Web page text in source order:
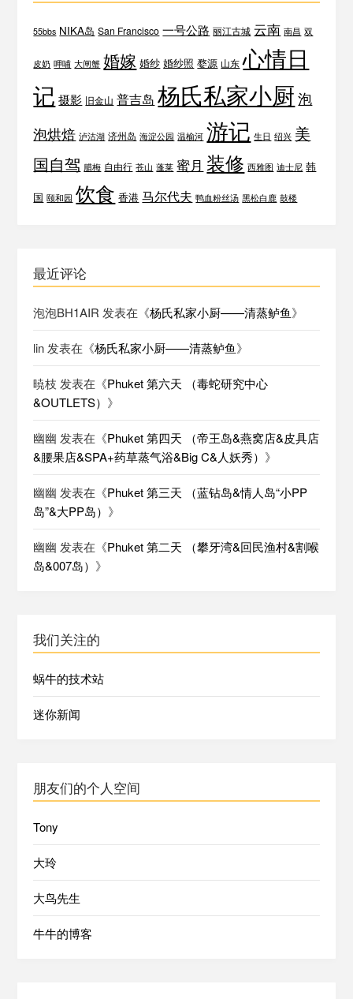
55bbs NIKA岛 San Francisco 一号公路 丽江古城 云南 南昌 双
皮奶 呷哺 大闸蟹 婚嫁 婚纱 婚纱照 婺源 山东 心情日
记 摄影 旧金山 普吉岛 杨氏私家小厨 泡
泡烘焙 泸沽湖 济州岛 海淀公园 温榆河 游记 生日 绍兴 美
国自驾 腊梅 自由行 苍山 蓬莱 蜜月 装修 西雅图 迪士尼 韩
国 颐和园 饮食 香港 马尔代夫 鸭血粉丝汤 黑松白鹿 鼓楼
最近评论
泡泡BH1AIR 发表在《杨氏私家小厨——清蒸鲈鱼》
lin发表在《杨氏私家小厨——清蒸鲈鱼》
暁枝 发表在《Phuket 第六天 （毒蛇研究中心
&OUTLETS） 》
幽幽 发表在《Phuket 第四天 （帝王岛&燕窝店&皮具店
&腰果店&SPA+药草蒸气浴&Big C&人妖秀） 》
幽幽 发表在《Phuket 第三天 （蓝钻岛&情人岛“小PP
岛”&大PP岛） 》
幽幽 发表在《Phuket 第二天 （攀牙湾&回民渔村&割喉
岛&007岛） 》
我们关注的
蜗牛的技术站
迷你新闻
朋友们的个人空间
Tony
大玲
大鸟先生
牛牛的博客